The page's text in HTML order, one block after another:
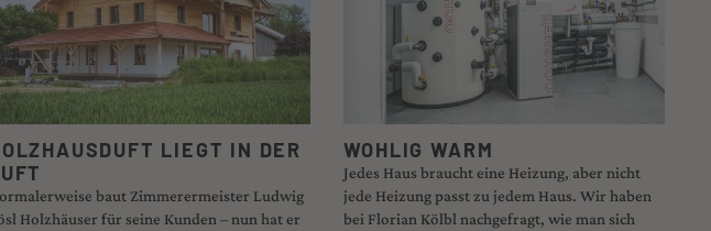
LIEGT IN DER
baut Zimmerermeister Ludwig
Holzhäuser für seine Kunden – nun hat er
WOHLIG WARM
Jedes Haus braucht eine Heizung, aber nicht
jede Heizung passt zu jedem Haus. Wir haben
bei Florian Kölbl nachgefragt, wie man sich